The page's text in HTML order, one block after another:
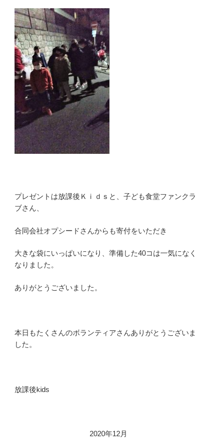
プレゼントは放課後Ｋｉｄｓと、子ども食堂ファンクラ
ブさん、
合同会社オプシードさんからも寄付をいただき
大きな袋にいっぱいになり、準備した40コは一気になく
なりました。
ありがとうございました。
本日もたくさんのボランティアさんありがとうございま
した。
放課後kids
2020年12月